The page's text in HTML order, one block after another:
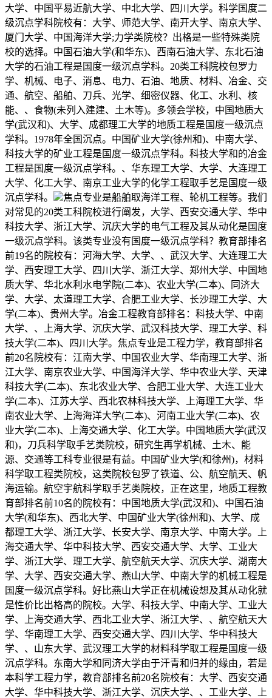
大学、中国平易近航大学、中北大学、四川大学。科学国度二
级沉点学科院校有：大学、师范大学、南开大学、南京大学、
厦门大学、中国海洋大学;力学类院校？出格是一些特殊类院
校的选择。中国石油大学(和华东)、西南石油大学、东北石油
大学的石油工程是国度一级沉点学科。20类工科院校包罗力
学、机械、电子、消息、电力、石油、地质、材料、冶金、交
通、航空、船舶、刀兵、光学、细密仪器、化工、水利、核
能、、食物(未列入建建、土木等)。多领会学校，中国地质大
学(武汉和)、大学、成都理工大学的地质工程是国度一级沉点
学科。1978年全国沉点。中国矿业大学(徐州和)、中南大学、
科技大学的矿业工程是国度一级沉点学科。科技大学和的冶金
工程是国度一级沉点学科。、华东理工大学、大学、大连理工
大学、化工大学、南京工业大学的化学工程取手艺是国度一级
沉点学科。
焦点专业是船舶取海洋工程、轮机工程等。我们
对常见的20类工科院校进行阐发，大学、西安交通大学、华中
科技大学、浙江大学、沉庆大学的电气工程及其从动化是国度
一级沉点学科。该类专业没有国度一级沉点学科？教育部排名
前19名的院校有：河海大学、大学、、武汉大学、大连理工大
学、西安理工大学、四川大学、浙江大学、郑州大学、中国地
质大学、华北水利水电学院(二本)、农业大学(二本)、同济大
学、大学、太道理工大学、合肥工业大学、长沙理工大学、大
学(二本)、贵州大学。冶金工程教育部排名：科技大学、中南
大学、、上海大学、沉庆大学、武汉科技大学、理工大学、科
技大学(二本)、四川大学。焦点专业是工程力学，教育部排名
前20名院校有：江南大学、中国农业大学、华南理工大学、浙
江大学、南京农业大学、中国海洋大学、华中农业大学、天津
科技大学(二本)、东北农业大学、合肥工业大学、大连工业大
学(二本)、江苏大学、西北农林科技大学、上海理工大学、华
南农业大学、上海海洋大学(二本)、河南工业大学(二本)、农
业大学(二本)、上海交通大学、化工大学。中国地质大学(武汉
和)，刀兵科学取手艺类院校，研究生再学机械、土木、能
源、交通等工科专业很是有益。中国矿业大学(和徐州)，材料
科学取工程类院校，这类院校包罗了铁道、公、航空航天、帆
海运输。航空宇航科学取手艺类院校，正在这里，地质工程教
育部排名前10名的院校有：中国地质大学(武汉和)、中国石油
大学(和华东)、西北大学、中国矿业大学(徐州和)、大学、成
都理工大学、浙江大学、长安大学、南京大学、中南大学。上
海交通大学、华中科技大学、西安交通大学、大学、工业大
学、浙江大学、理工大学、航空航天大学、沉庆大学、湖南大
学、大学、西安交通大学、燕山大学、中南大学的机械工程是
国度一级沉点学科。好比燕山大学正在机械设想及其从动化就
是性价比出格高的院校。大学、科技大学、中南大学、工业大
学、上海交通大学、西北工业大学、浙江大学、、航空航天大
学、华南理工大学、西安交通大学、四川大学、华中科技大
学、、山东大学、武汉理工大学的材料科学取工程是国度一级
沉点学科。东南大学和同济大学由于汗青和归并的缘由，若是
本科学工程力学，教育部排名前20名院校有：大学、西安交通
大学、华中科技大学、浙江大学、沉庆大学、、工业大学、上